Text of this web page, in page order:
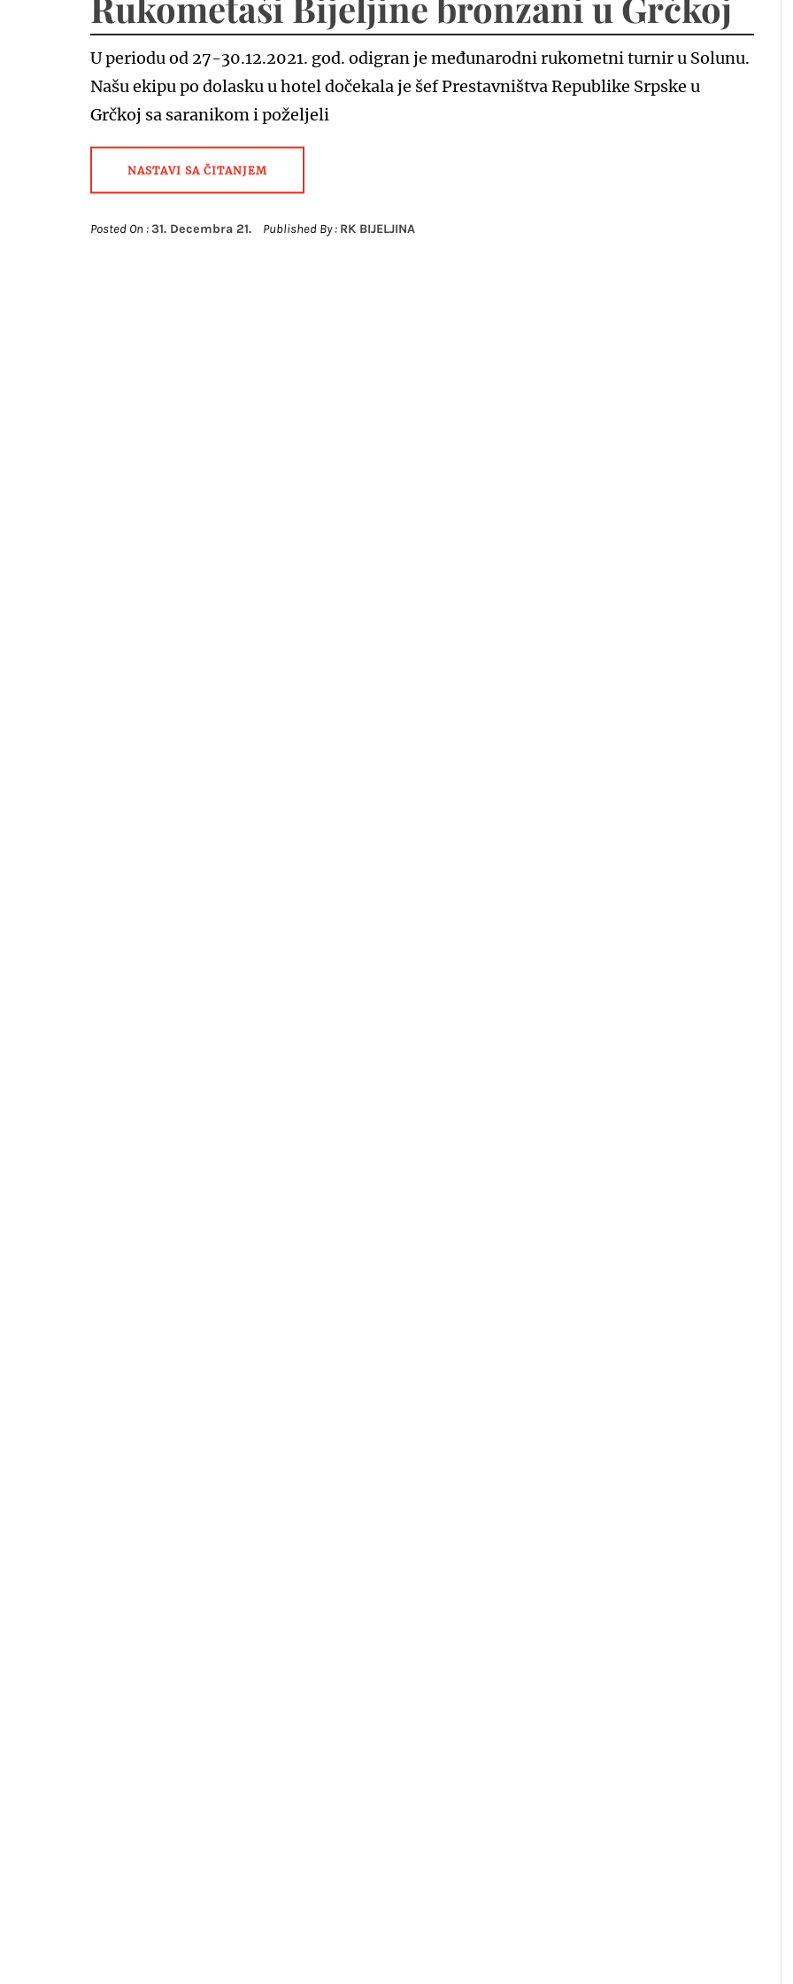
U periodu od 27-30.12.2021. god. odigran je međunarodni rukometni turnir u Solunu.
Našu ekipu po dolasku u hotel dočekala je šef Prestavništva Republike Srpske u
Grčkoj sa saranikom i poželjeli
NASTAVI SA ČITANJEM
Posted On :31. Decembra 21. Published By : RK BIJELJINA